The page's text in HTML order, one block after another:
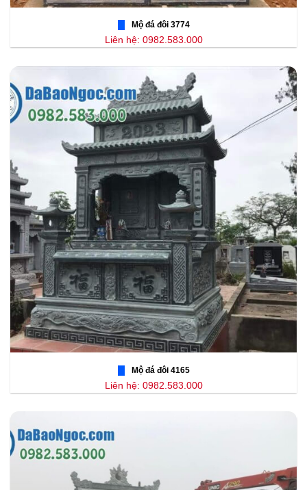
Mộ đá đôi 3774
Liên hệ: 0982.583.000
Mộ đá đôi 4165
Liên hệ: 0982.583.000